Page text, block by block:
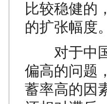
比较稳健的
的扩张幅度。
对于中国
偏高的问题
蓄率高的因